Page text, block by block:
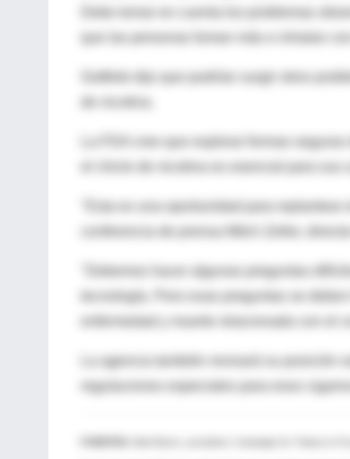
Debe tomar en cuenta los problemas
que las personas fuman más e inhalan
Gottlieb dijo que podrían surgir otros
La FDA cree que explorar formas
"Esta es una oportunidad para
"Debemos hacer algunas preguntas
tecnología. Pero esas preguntas se
enfermedad y muerte relacionada con el
La agencia también revisará su posición
regulaciones especiales para esos